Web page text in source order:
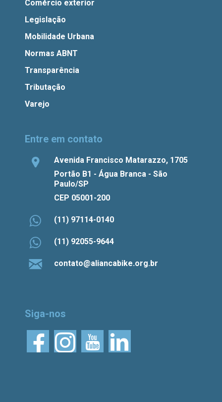
Comércio exterior
Legislação
Mobilidade Urbana
Normas ABNT
Transparência
Tributação
Varejo
Entre em contato
Avenida Francisco Matarazzo, 1705
Portão B1 - Água Branca - São
Paulo/SP
CEP 05001-200
(11) 97114-0140
(11) 92055-9644
contato@aliancabike.org.br
Siga-nos